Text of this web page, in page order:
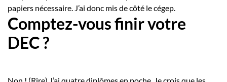
papiers nécessaire. J’ai donc mis de côté le cégep.
Comptez-vous finir votre
DEC ?